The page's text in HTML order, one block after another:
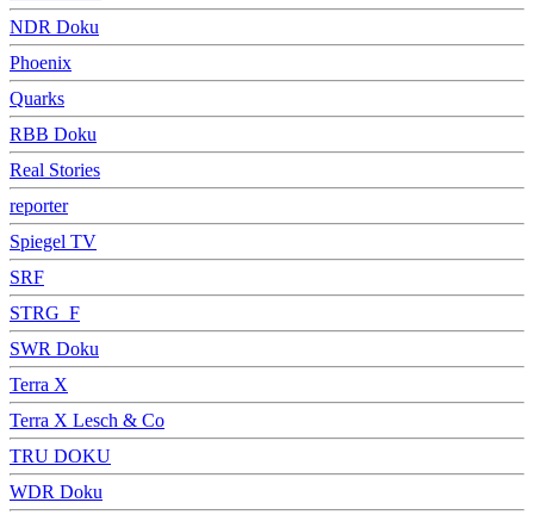
NDR Doku
Phoenix
Quarks
RBB Doku
Real Stories
reporter
Spiegel TV
SRF
STRG_F
SWR Doku
Terra X
Terra X Lesch & Co
TRU DOKU
WDR Doku